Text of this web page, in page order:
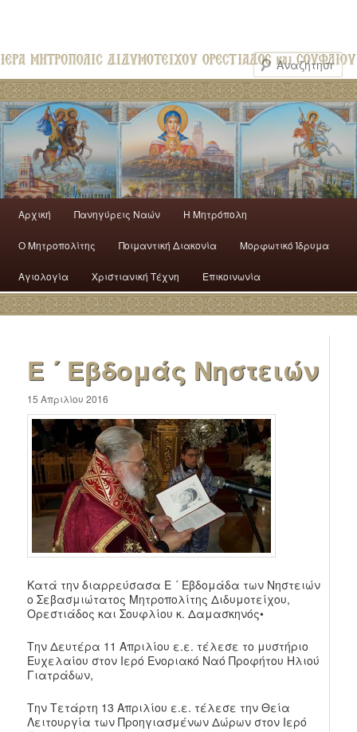
Αρχική Πανηγύρεις Ναών H Mητρόπολη
Ο Mητροπολίτης Ποιμαντική Διακονία Μορφωτικό Ίδρυμα
Αγιολογία Χριστιανική Τέχνη Επικοινωνία
Ε ´ Εβδομάς Νηστειών
15 Απριλίου 2016
Κατά την διαρρεύσασα Ε ´ Εβδομάδα των Νηστειών
ο Σεβασμιώτατος Μητροπολίτης Διδυμοτείχου,
Ορεστιάδος και Σουφλίου κ. Δαμασκηνός•
Την Δευτέρα 11 Απριλίου ε.ε. τέλεσε το μυστήριο
Ευχελαίου στον Ιερό Ενοριακό Ναό Προφήτου Ηλιού
Γιατράδων,
Την Τετάρτη 13 Απριλίου ε.ε. τέλεσε την Θεία
Λειτουργία των Προηγιασμένων Δώρων στον Ιερό